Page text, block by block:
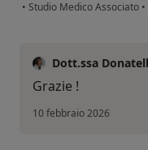
• Studio Medico Associato •
Dott.ssa
Grazie !
10 febbraio 2026